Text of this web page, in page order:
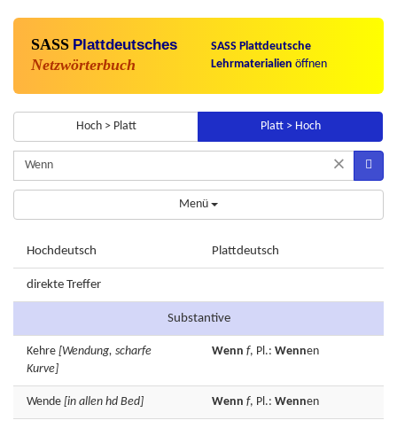
SASS Plattdeutsches
Netzwörterbuch
SASS Plattdeutsche
Lehrmaterialien öffnen
Hoch > Platt Platt > Hoch
×
Menü
Hochdeutsch Plattdeutsch
direkte Treffer
Substantive
Kehre [Wendung, scharfe
Kurve]
Wenn f, Pl.: Wennen
Wende [in allen hd Bed] Wenn f, Pl.: Wennen